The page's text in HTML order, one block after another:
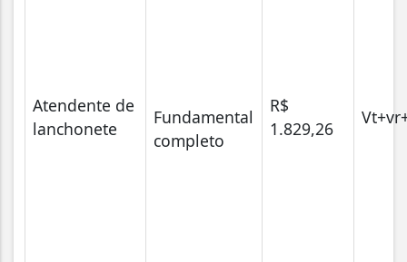
Atendente de
lanchonete
Fundamental
completo
R$
1.829,26